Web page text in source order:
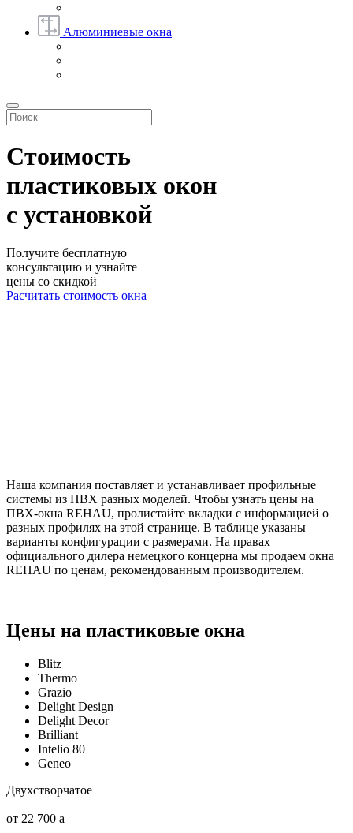
Алюминиевые окна
Стоимость
пластиковых окон
с установкой
Получите бесплатную
консультацию и узнайте
цены со скидкой
Расчитать стоимость окна
Наша компания поставляет и устанавливает профильные
системы из ПВХ разных моделей. Чтобы узнать цены на
ПВХ-окна REHAU, пролистайте вкладки с информацией о
разных профилях на этой странице. В таблице указаны
варианты конфигурации с размерами. На правах
официального дилера немецкого концерна мы продаем окна
REHAU по ценам, рекомендованным производителем.
Цены на пластиковые окна
Blitz
Thermo
Grazio
Delight Design
Delight Decor
Brilliant
Intelio 80
Geneo
Двухстворчатое
от 22 700 a